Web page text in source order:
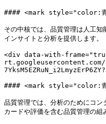
#### <mark style="color:青
その中核では、品質管理は人工
インサイトと分析を提供します。
<div data-with-
rt.googleusercontent.com/
#### <mark style="color:青;">
品質管理では、分析のためにコ
カードや評価を含む品質管理の